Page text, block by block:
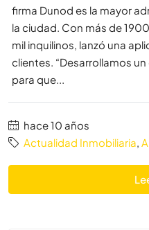
firma Dunod es la mayor
la ciudad. Con más de
mil inquilinos, lanzó una
clientes. “Desarrollamos
para que...
hace 10 años
Actualidad Inmobiliaria